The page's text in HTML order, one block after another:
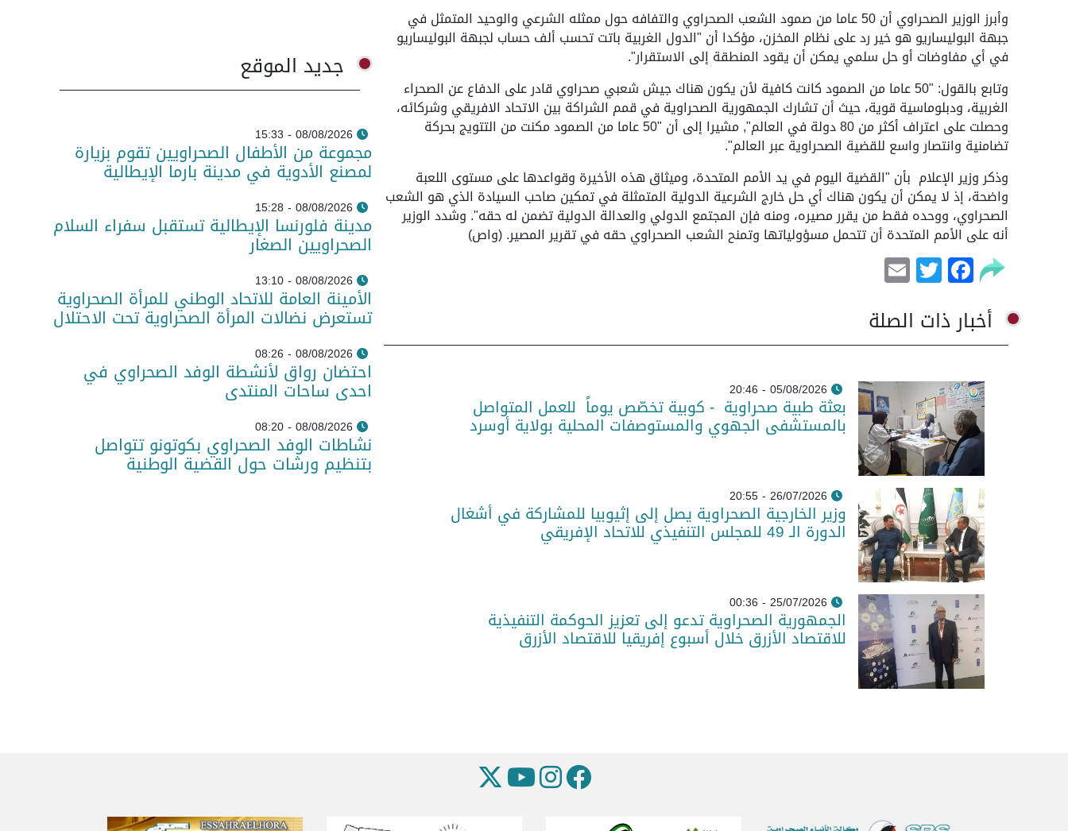
وأبرز الوزير الصحراوي أن 50 عاما من صمود الشعب الصحراوي والتفافه حول ممثله الشرعي والوحيد المتمثل في
جبهة البوليساريو هو خير رد على نظام المخزن، مؤكدا أن "الدول الغربية باتت تحسب ألف حساب لجبهة البوليساريو
في أي مفاوضات أو حل سلمي يمكن أن يقود المنطقة إلى الاستقرار".
وتابع بالقول: "50 عاما من الصمود كانت كافية لأن يكون هناك جيش شعبي صحراوي قادر على الدفاع عن الصحراء
الغربية، ودبلوماسية قوية، حيث أن تشارك الجمهورية الصحراوية في قمم الشراكة بين الاتحاد الافريقي وشركائه،
وحصلت على اعتراف أكثر من 80 دولة في العالم", مشيرا إلى أن "50 عاما من الصمود مكنت من التتويج بحركة
تضامنية وانتصار واسع للقضية الصحراوية عبر العالم".
وذكر وزير الإعلام بأن "القضية اليوم في يد الأمم المتحدة، وميثاق هذه الأخيرة وقواعدها على مستوى اللعبة
واضحة، إذ لا يمكن أن يكون هناك أي حل خارج الشرعية الدولية المتمثلة في تمكين صاحب السيادة الذي هو الشعب
الصحراوي، ووحده فقط من يقرر مصيره، ومنه فإن المجتمع الدولي والعدالة الدولية تضمن له حقه". وشدد الوزير
أنه على الأمم المتحدة أن تتحمل مسؤولياتها وتمنح الشعب الصحراوي حقه في تقرير المصير. (واص)
Facebook
Twitter
أخبار ذات الصلة
05/08/2026 - 20:46
بعثة طبية صحراوية - كوبية تخصّص يوماً للعمل المتواصل
بالمستشفى الجهوي والمستوصفات المحلية بولاية أوسرد
26/07/2026 - 20:55
وزير الخارجية الصحراوية يصل إلى إثيوبيا للمشاركة في أشغال
الدورة الـ 49 للمجلس التنفيذي للاتحاد الإفريقي
25/07/2026 - 00:36
الجمهورية الصحراوية تدعو إلى تعزيز الحوكمة التنفيذية
للاقتصاد الأزرق خلال أسبوع إفريقيا للاقتصاد الأزرق
جديد الموقع
08/08/2026 - 15:33
مجموعة من الأطفال الصحراويين تقوم بزيارة
لمصنع الأدوية في مدينة بارما الإيطالية
08/08/2026 - 15:28
مدينة فلورنسا الإيطالية تستقبل سفراء السلام
الصحراويين الصغار
08/08/2026 - 13:10
الأمينة العامة للاتحاد الوطني للمرأة الصحراوية
تستعرض نضالات المرأة الصحراوية تحت الاحتلال
08/08/2026 - 08:26
احتضان رواق لأنشطة الوفد الصحراوي في
احدى ساحات المنتدى
08/08/2026 - 08:20
نشاطات الوفد الصحراوي بكوتونو تتواصل
بتنظيم ورشات حول القضية الوطنية